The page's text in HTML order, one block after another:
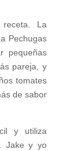
La
Pechugas
pequeñas
pareja, y
tomates
de sabor
y utiliza
Jake y yo